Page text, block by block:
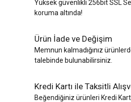
Yüksek güvenlikli 256bit SSL
koruma altında!
Ürün İade ve Değişim
Memnun kalmadığınız
talebinde bulunabilirsiniz.
Kredi Kartı ile Taksitli
Beğendiğiniz ürünleri Kredi